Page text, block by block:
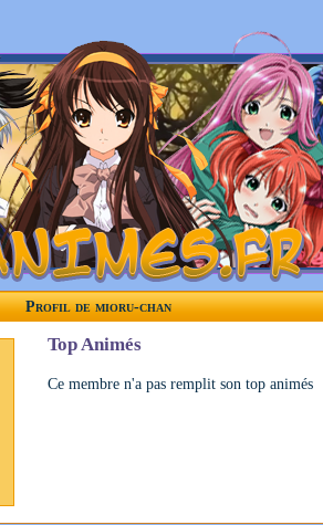
Profil de mioru-chan
Top Animés
Ce membre n'a pas remplit son top animés